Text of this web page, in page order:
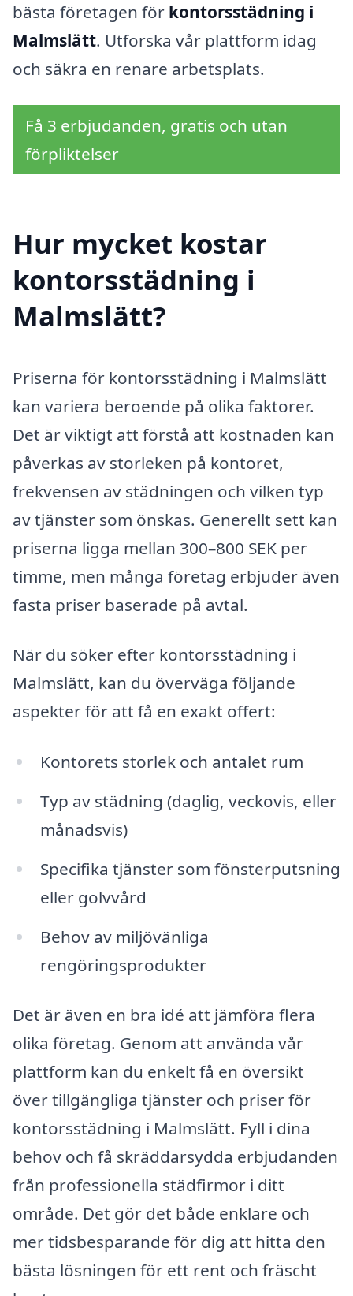
bästa företagen för kontorsstädning i
Malmslätt. Utforska vår plattform idag
och säkra en renare arbetsplats.
Få 3 erbjudanden, gratis och utan
förpliktelser
Hur mycket kostar
kontorsstädning i
Malmslätt?
Priserna för kontorsstädning i Malmslätt
kan variera beroende på olika faktorer.
Det är viktigt att förstå att kostnaden kan
påverkas av storleken på kontoret,
frekvensen av städningen och vilken typ
av tjänster som önskas. Generellt sett kan
priserna ligga mellan 300–800 SEK per
timme, men många företag erbjuder även
fasta priser baserade på avtal.
När du söker efter kontorsstädning i
Malmslätt, kan du överväga följande
aspekter för att få en exakt offert:
Kontorets storlek och antalet rum
Typ av städning (daglig, veckovis, eller
månadsvis)
Specifika tjänster som fönsterputsning
eller golvvård
Behov av miljövänliga
rengöringsprodukter
Det är även en bra idé att jämföra flera
olika företag. Genom att använda vår
plattform kan du enkelt få en översikt
över tillgängliga tjänster och priser för
kontorsstädning i Malmslätt. Fyll i dina
behov och få skräddarsydda erbjudanden
från professionella städfirmor i ditt
område. Det gör det både enklare och
mer tidsbesparande för dig att hitta den
bästa lösningen för ett rent och fräscht